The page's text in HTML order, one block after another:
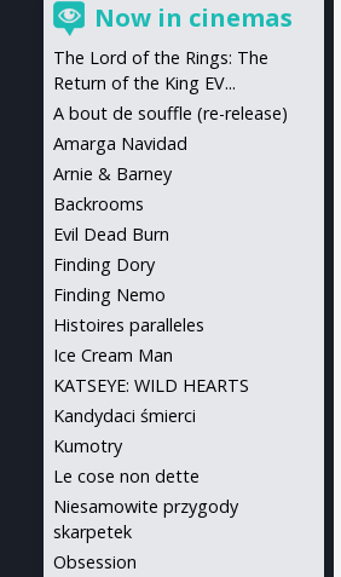
Now in cinemas
The Lord of the Rings: The
Return of the King EV...
A bout de souffle (re-release)
Amarga Navidad
Arnie & Barney
Backrooms
Evil Dead Burn
Finding Dory
Finding Nemo
Histoires paralleles
Ice Cream Man
KATSEYE: WILD HEARTS
Kandydaci śmierci
Kumotry
Le cose non dette
Niesamowite przygody
skarpetek
Obsession